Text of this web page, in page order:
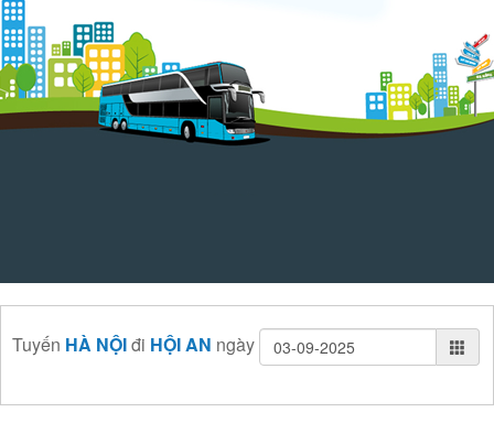
Tuyến HÀ NỘIđi HỘI AN ngày